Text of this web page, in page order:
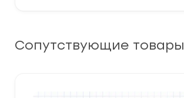
Сопутствующие товары